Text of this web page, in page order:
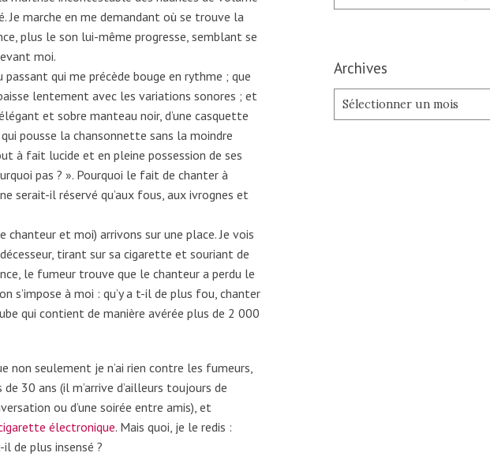
marche en me demandant où se trouve la
plus le son lui-même progresse, semblant se
moi.
passant qui me précède bouge en rythme ; que
lentement avec les variations sonores ; et
et sobre manteau noir, d’une casquette
pousse la chansonnette sans la moindre
à fait lucide et en pleine possession de ses
pas ? ». Pourquoi le fait de chanter à
serait-il réservé qu’aux fous, aux ivrognes et
chanteur et moi) arrivons sur une place. Je vois
tirant sur sa cigarette et souriant de
le fumeur trouve que le chanteur a perdu le
s’impose à moi : qu’y a t-il de plus fou, chanter
qui contient de manière avérée plus de 2 000
non seulement je n’ai rien contre les fumeurs,
30 ans (il m’arrive d’ailleurs toujours de
ou d’une soirée entre amis), et
électronique. Mais quoi, je le redis :
de plus insensé ?
Archives
Archives